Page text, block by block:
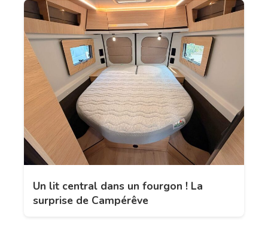
Un lit central dans un fourgon ! La
surprise de Campérêve